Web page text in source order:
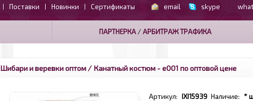
| Поставки | Новинки | Сертификаты email skype
ПАРТНЕРКА/АРБИТРАЖ ТРАФИКА
Шибари и веревки оптом / Канатный костюм - е001 по оптовой цене
Артикул: IXI15939 Наличие: *